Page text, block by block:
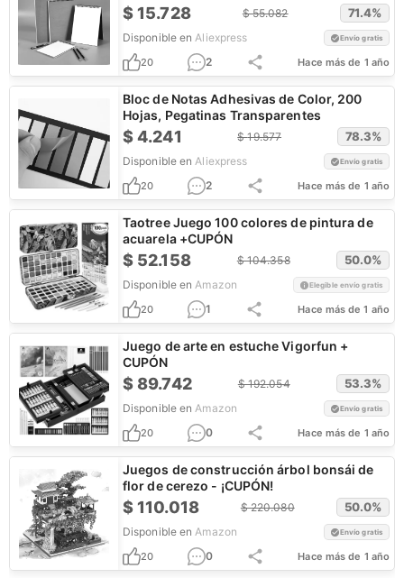
$15.728 $55.082 71.4%
Disponible en Aliexpress Envío gratis
20 2 Hace más de 1 año
Bloc de Notas Adhesivas de Color, 200
Hojas, Pegatinas Transparentes
$4.241 $19.577 78.3%
Disponible en Aliexpress Envío gratis
20 2 Hace más de 1 año
Taotree Juego 100 colores de pintura de
acuarela +CUPÓN
$ 52.158 $104.358 50.0%
Disponible en Amazon Elegible envío gratis
20 1 Hace más de 1 año
Juego de arte en estuche Vigorfun +
CUPÓN
$89.742 $192.054 53.3%
Disponible en Amazon Envío gratis
20 0 Hace más de 1 año
Juegos de construcción árbol bonsái de
flor de cerezo - ¡CUPÓN!
$110.018 $220.080 50.0%
Disponible en Amazon Envío gratis
20 0 Hace más de 1 año